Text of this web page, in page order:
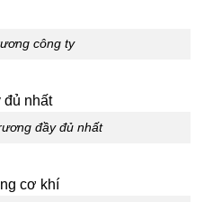
công ty
đầy đủ nhất